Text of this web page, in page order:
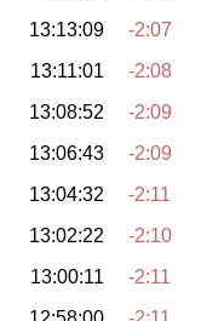
13:13:09
-2:07
13:11:01
-2:08
13:08:52
-2:09
13:06:43
-2:09
13:04:32
-2:11
13:02:22
-2:10
13:00:11
-2:11